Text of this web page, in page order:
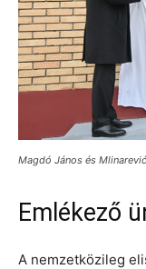
Magdó János és
Emlékező
A nemzetközileg